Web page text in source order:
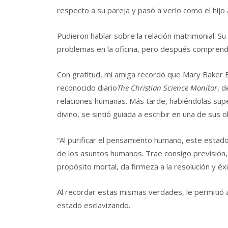
respecto a su pareja y pasó a verlo como el hijo
Pudieron hablar sobre la relación matrimonial.
problemas en la oficina, pero después
Con gratitud, mi amiga recordó que Mary Baker
reconocido diarioThe Christian Science Monitor,
relaciones humanas. Más tarde, habiéndolas
divino, se sintió guiada a escribir en una de sus
“Al purificar el pensamiento humano, este
de los asuntos humanos. Trae consigo
propósito mortal, da firmeza a la resolución y
Al recordar estas mismas verdades, le permitió
estado esclavizando.